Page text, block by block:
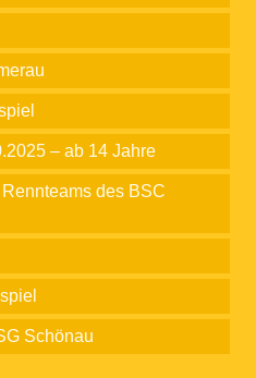
– ab 14 Jahre
des BSC
Schönau